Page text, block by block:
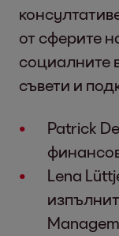
от сферите
социалните
съвети и
Patrick
Lena